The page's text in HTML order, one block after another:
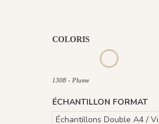
COLORIS
1306 - Pèche1307 - Amande1308 - Plume
1308 - Plume
ÉCHANTILLON FORMAT
Échantillons Double A4 /